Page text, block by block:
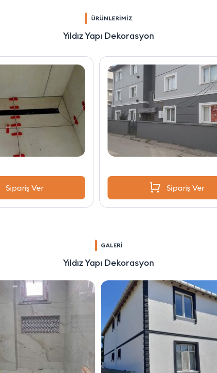
ÜRÜNLERİMİZ
Yıldız Yapı Dekorasyon
GALERİ
Yıldız Yapı Dekorasyon